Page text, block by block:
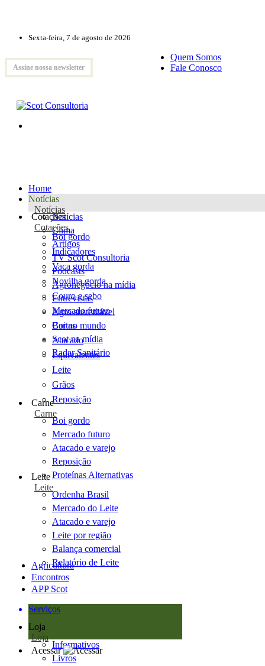
Sexta-feira, 7 de agosto de 2026
Assine nossa newsletter
Quem Somos
Fale Conosco
Home
Notícias
Notícias
Notícias
Clima
Artigos
TV Scot Consultoria
Podcasts
Agronegócio na mídia
Entrevistas
Agro sustentável
Cartas
Scot na mídia
Radar Sanitário
Cotações
Cotações
Boi gordo
Indicadores
Vaca gorda
Novilha gorda
Couro e sebo
Mercado futuro
Boi no mundo
Atacado
Equivalentes
Leite
Grãos
Reposição
Carne
Carne
Boi gordo
Mercado futuro
Atacado e varejo
Reposição
Proteínas Alternativas
Leite
Leite
Ordenha Brasil
Mercado do Leite
Atacado e varejo
Leite por região
Balança comercial
Relatório de Leite
Agricultura
Encontros
APP Scot
Serviços
Loja
Loja
Informativos
Livros
Acessar